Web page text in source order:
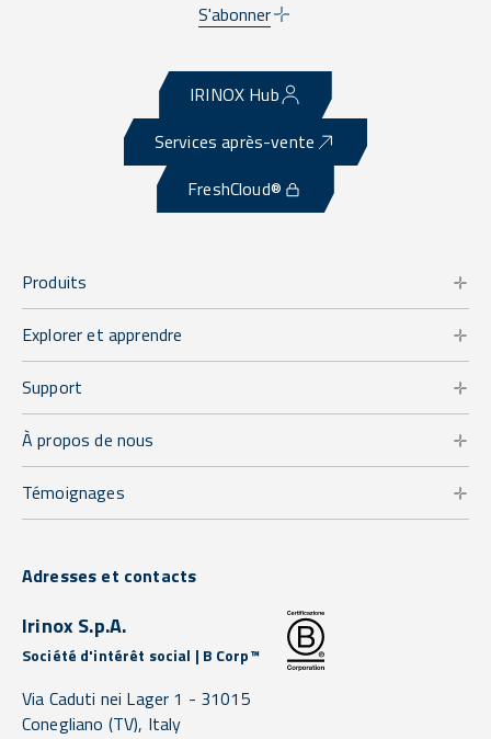
S'abonner
IRINOX Hub
Services après-vente
FreshCloud®
Produits
Explorer et apprendre
Support
À propos de nous
Témoignages
Adresses et contacts
Irinox S.p.A.
Société d'intérêt social | B Corp™
Via Caduti nei Lager 1 - 31015
Conegliano (TV), Italy